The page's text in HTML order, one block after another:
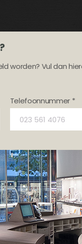
worden? Vul dan
Telefoonnummer *